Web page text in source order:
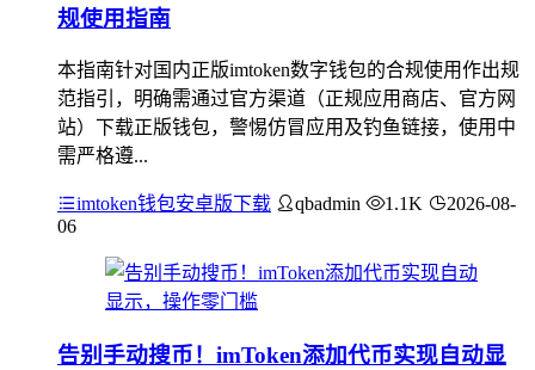
规使用指南
本指南针对国内正版imtoken数字钱包的合规使用作出规
范指引，明确需通过官方渠道（正规应用商店、官方网
站）下载正版钱包，警惕仿冒应用及钓鱼链接，使用中
需严格遵...
imtoken钱包安卓版下载 qbadmin 1.1K
2026-08-
06
告别手动搜币！imToken添加代币实现自动显